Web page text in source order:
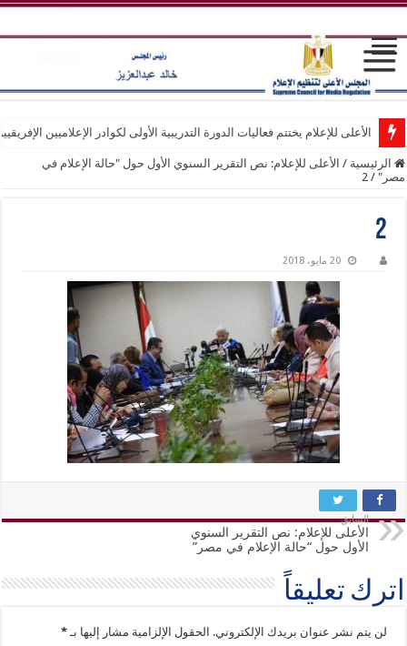
الأعلى للإعلام يختتم فعاليات الدورة التدريبية الأولى لكوادر الإعلاميين
الرئيسية / الأعلى للإعلام: نص التقرير السنوي الأول حول "حالة الإعلام في
مصر" /
2
2
20 مايو، 2018
السابق
الأعلى للإعلام: نص التقرير السنوي
الأول حول “حالة الإعلام في مصر”
اترك تعليقاً
لن يتم نشر عنوان بريدك الإلكتروني. الحقول الإلزامية مشار إليها بـ*